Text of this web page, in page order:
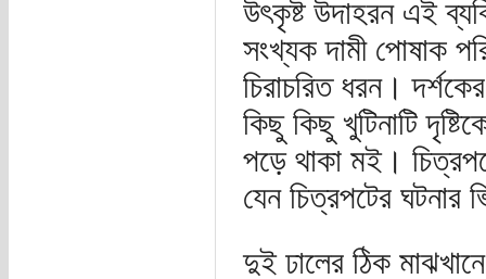
উৎকৃষ্ট উদাহরন এই
সংখ্যক দামী পোষাক
চিরাচরিত ধরন।
কিছু কিছু খুটিনাটি
পড়ে থাকা মই।
যেন চিত্রপটের ঘটনার
দুই ঢালের ঠিক